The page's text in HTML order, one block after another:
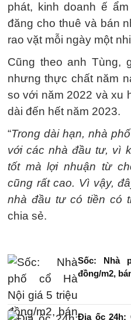
phát, kinh doanh ế
đăng cho thuê và bán
rao vặt mỗi ngày một
Cũng theo anh Tùng,
nhưng thực chất năm
so với năm 2022 và xu
dài đến hết năm 2023.
“Trong dài hạn, nhà
với các nhà đầu tư, vì
tốt mà lợi nhuận từ
cũng rất cao. Vì vậy,
nhà đầu tư có tiền có
chia sẻ.
Sốc: Nhà
đồng/m2,
Địa ốc 24h: